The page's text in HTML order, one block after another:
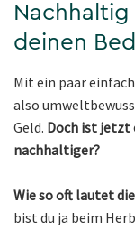
Nachhaltig
deinen
Mit ein paar
also
Geld. Doch ist jetzt
nachhaltiger?
Wie so oft lautet
bist du ja beim